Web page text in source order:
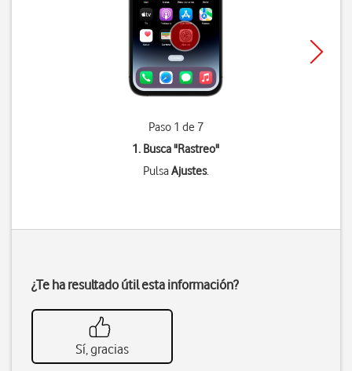
Paso 1 de 7
1. Busca "Rastreo"
PulsaAjustes.
¿Te ha resultado útil esta información?
Sí, gracias